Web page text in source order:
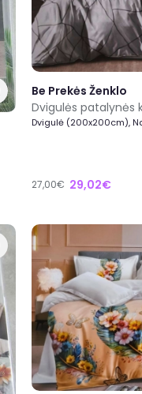
Be Prekės Ženklo
Dvigulės patalynės
Dvigulė (200x200cm),
27,00€ 29,02€